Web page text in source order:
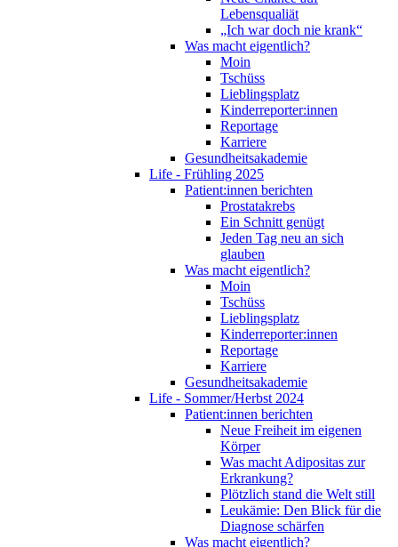
Lebensqualiät
„Ich war doch nie krank“
Was macht eigentlich?
Moin
Tschüss
Lieblingsplatz
Kinderreporter:innen
Reportage
Karriere
Gesundheitsakademie
Life - Frühling 2025
Patient:innen berichten
Prostatakrebs
Ein Schnitt genügt
Jeden Tag neu an sich
glauben
Was macht eigentlich?
Moin
Tschüss
Lieblingsplatz
Kinderreporter:innen
Reportage
Karriere
Gesundheitsakademie
Life - Sommer/Herbst 2024
Patient:innen berichten
Neue Freiheit im eigenen
Körper
Was macht Adipositas zur
Erkrankung?
Plötzlich stand die Welt still
Leukämie: Den Blick für die
Diagnose schärfen
Was macht eigentlich?